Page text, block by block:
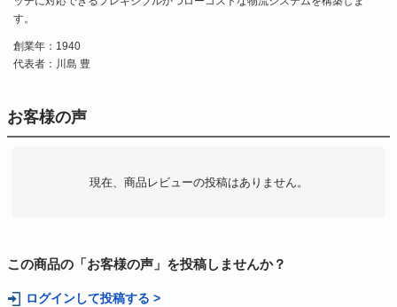
す。
創業年：1940
代表者：川島 豊
お客様の声
現在、商品レビューの投稿はありません。
この商品の「お客様の声」を投稿しませんか？
ログインして投稿する >